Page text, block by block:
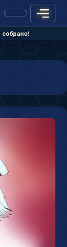
собрано!